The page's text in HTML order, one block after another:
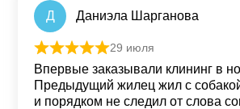
Д Даниэла Шарганова
Оценка
29 июля
Впервые заказывали клининг в
Предыдущий жилец жил с
и порядком не следил от слова